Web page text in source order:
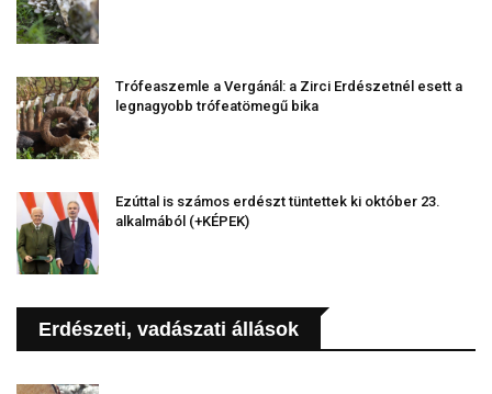
Trófeaszemle a Vergánál: a Zirci Erdészetnél esett a
legnagyobb trófeatömegű bika
Ezúttal is számos erdészt tüntettek ki október 23.
alkalmából (+KÉPEK)
Erdészeti, vadászati állások